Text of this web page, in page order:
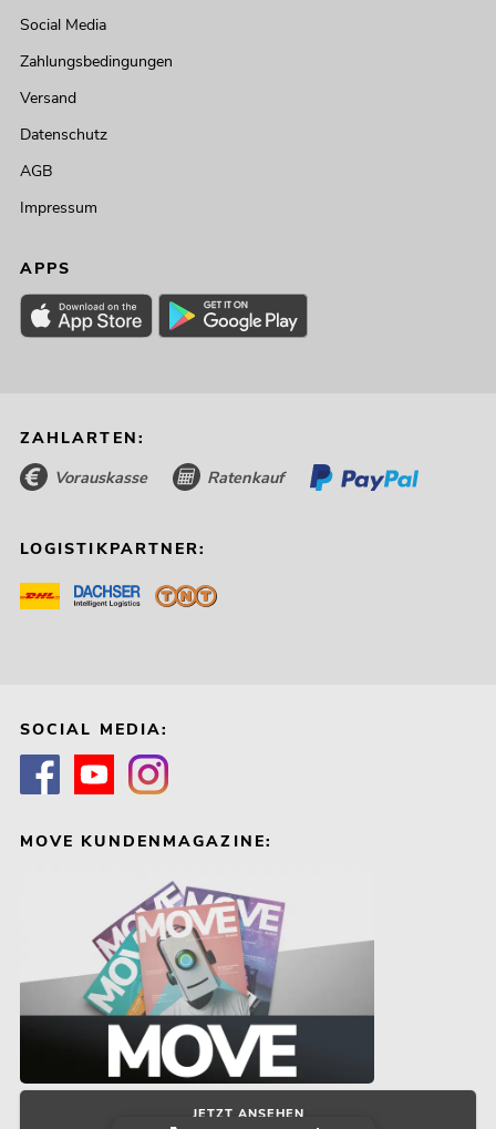
Social Media
Zahlungsbedingungen
Versand
Datenschutz
AGB
Impressum
APPS
ZAHLARTEN:
Vorauskasse Ratenkauf
LOGISTIKPARTNER:
SOCIAL MEDIA:
MOVE KUNDENMAGAZINE:
JETZT ANSEHEN